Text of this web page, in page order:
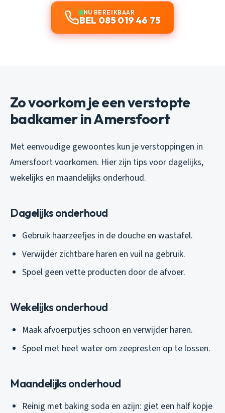
NU BEREIKBAAR
BEL 085 019 46 75
Zo voorkom je een verstopte
badkamer in Amersfoort
Met eenvoudige gewoontes kun je verstoppingen in
Amersfoort voorkomen. Hier zijn tips voor dagelijks,
wekelijks en maandelijks onderhoud.
Dagelijks onderhoud
Gebruik haarzeefjes in de douche en wastafel.
Verwijder zichtbare haren en vuil na gebruik.
Spoel geen vette producten door de afvoer.
Wekelijks onderhoud
Maak afvoerputjes schoon en verwijder haren.
Spoel met heet water om zeepresten op te lossen.
Maandelijks onderhoud
Reinig met baking soda en azijn: giet een half kopje